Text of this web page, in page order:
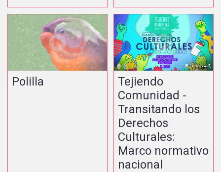
Polilla
Tejiendo
Comunidad -
Transitando los
Derechos
Culturales:
Marco normativo
nacional